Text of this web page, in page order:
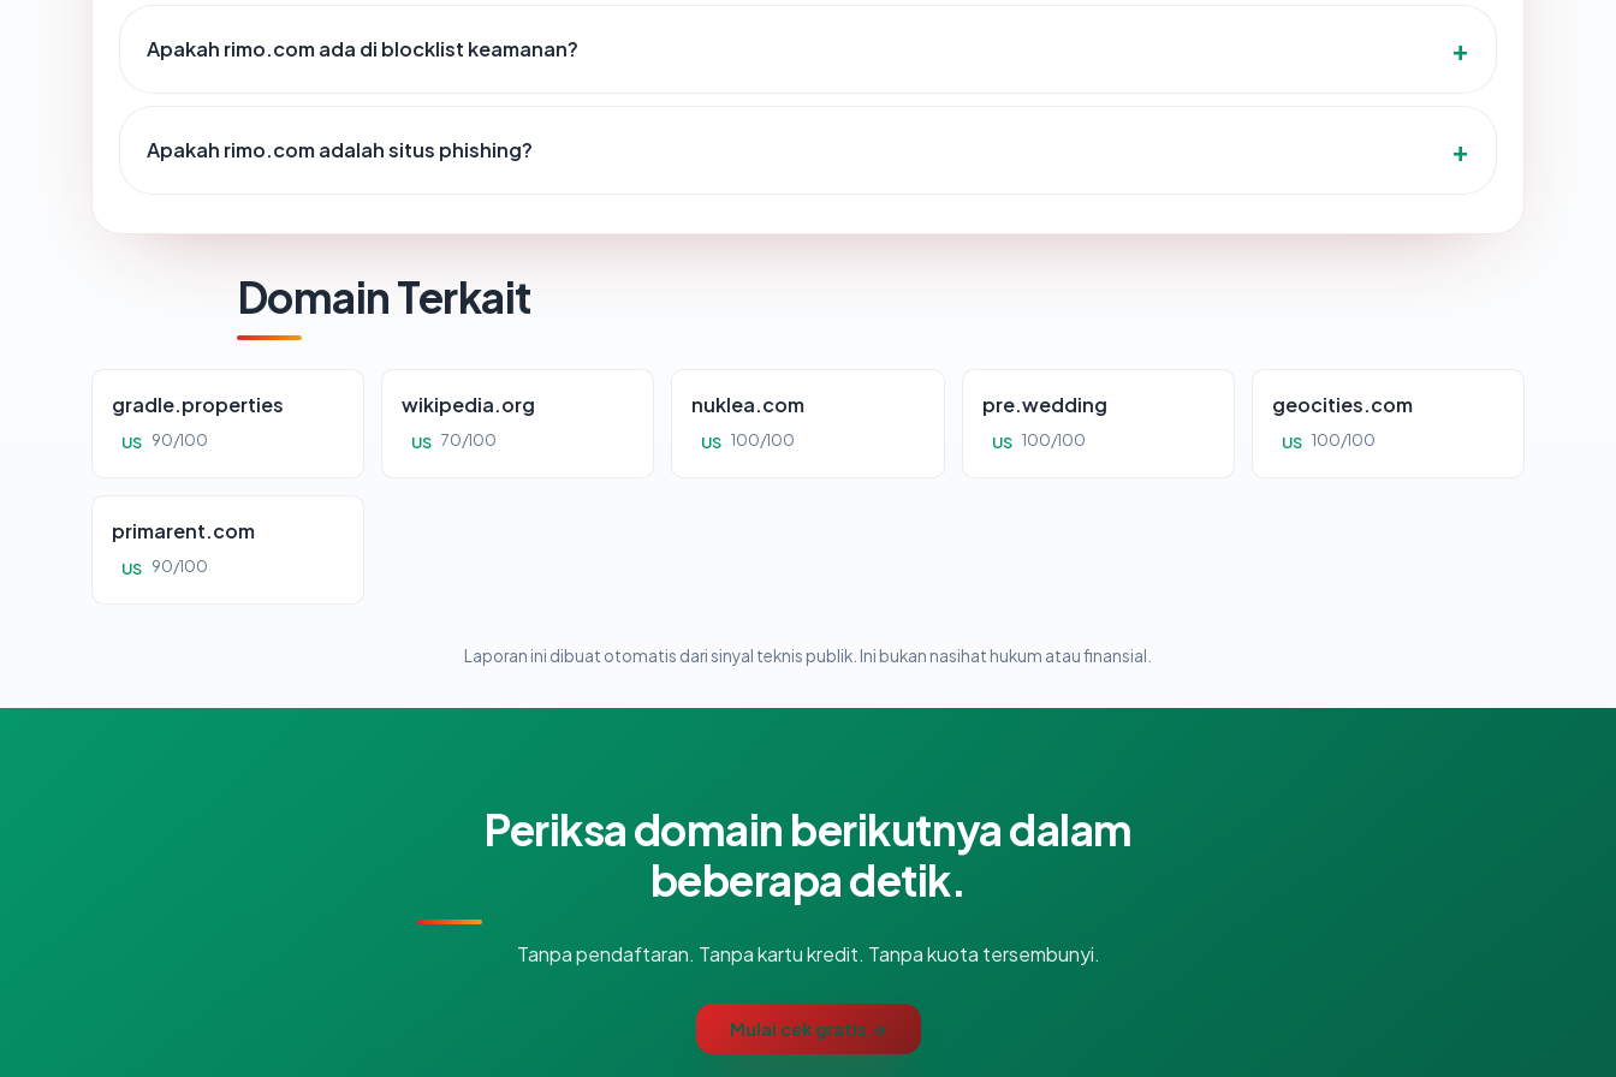
Apakah rimo.com ada di blocklist keamanan?
Apakah rimo.com adalah situs phishing?
Domain Terkait
gradle.properties
US 90/100
wikipedia.org
US 70/100
nuklea.com
US 100/100
pre.wedding
US 100/100
geocities.com
US 100/100
primarent.com
US 90/100
Laporan ini dibuat otomatis dari sinyal teknis publik. Ini bukan nasihat hukum atau finansial.
Periksa domain berikutnya dalam
beberapa detik.
Tanpa pendaftaran. Tanpa kartu kredit. Tanpa kuota tersembunyi.
Mulai cek gratis →